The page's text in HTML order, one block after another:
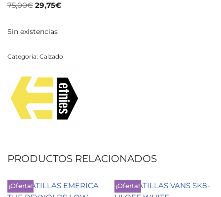
75,00€ 29,75€
Sin existencias
Categoría: Calzado
PRODUCTOS RELACIONADOS
¡Oferta! ¡Oferta!